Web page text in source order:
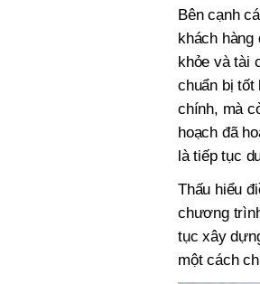
Bên cạnh
khách
khỏe và tài
chuẩn bị tốt
chính, mà
hoạch đã
là tiếp tục
Thấu hiểu
chương
tục xây
một cách